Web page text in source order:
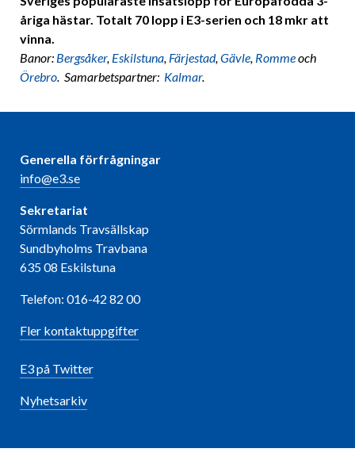
åriga hästar. Totalt 70 lopp i E3-serien och 18 mkr att
vinna.
Banor: Bergsåker, Eskilstuna, Färjestad,Gävle, Rommeoch
Örebro. Samarbetspartner: Kalmar.
Generella förfrågningar
info@e3.se
Sekretariat
Sörmlands Travsällskap
Sundbyholms Travbana
635 08 Eskilstuna
Telefon: 016-42 82 00
Fler kontaktuppgifter
E3 på Twitter
Nyhetsarkiv